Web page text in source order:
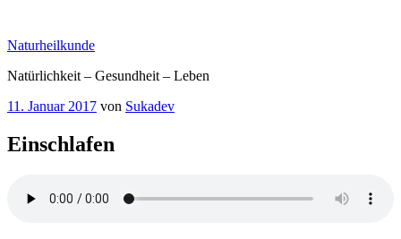
springen
Naturheilkunde
Natürlichkeit – Gesundheit – Leben
Veröffentlicht
11. Januar 2017 von Sukadev
Einschlafen